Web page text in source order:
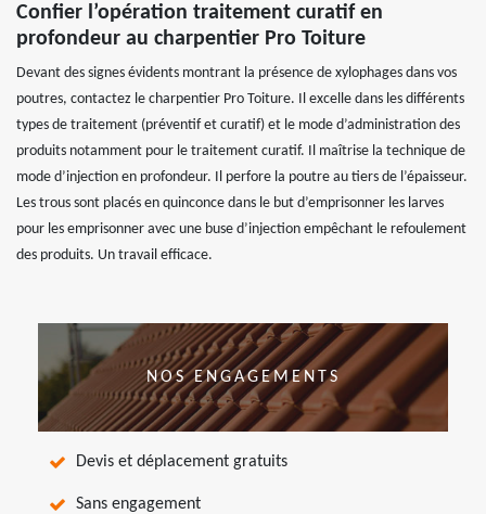
Confier l’opération traitement curatif en
profondeur au charpentier Pro Toiture
Devant des signes évidents montrant la présence de xylophages dans vos
poutres, contactez le charpentier Pro Toiture. Il excelle dans les différents
types de traitement (préventif et curatif) et le mode d’administration des
produits notamment pour le traitement curatif. Il maîtrise la technique de
mode d’injection en profondeur. Il perfore la poutre au tiers de l’épaisseur.
Les trous sont placés en quinconce dans le but d’emprisonner les larves
pour les emprisonner avec une buse d’injection empêchant le refoulement
des produits. Un travail efficace.
NOS ENGAGEMENTS
Devis et déplacement gratuits
Sans engagement